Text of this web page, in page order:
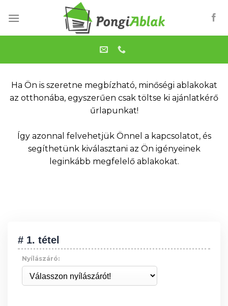
Ha Ön is szeretne megbízható, minőségi ablakokat
az otthonába, egyszerűen csak töltse ki ajánlatkérő
űrlapunkat!
Így azonnal felvehetjük Önnel a kapcsolatot, és
segíthetünk kiválasztani az Ön igényeinek
leginkább megfelelő ablakokat.
# 1. tétel
Nyílászáró: